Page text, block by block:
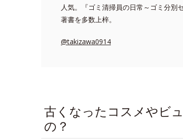
人気。『ゴミ清掃員の日常～ゴミ分別
著書を多数上梓。
@takizawa0914
古くなったコスメやビ
の？